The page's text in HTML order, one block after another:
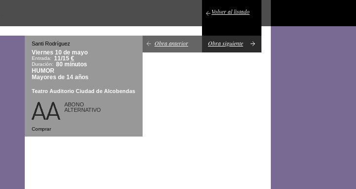
Volver al listado
Obra anterior Obra siguiente
Santi Rodríguez
Viernes 10 de mayo
Entrada: 11/15 €
Duración: 80 minutos
HUMOR
Mayores de 14 años
Teatro Auditorio Ciudad de Alcobendas
ABONO
ALTERNATIVO
Comprar